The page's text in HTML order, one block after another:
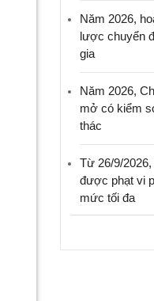
Năm 2026,
lược chuyển
gia
Năm 2026,
mở có kiểm
thác
Từ 26/9/
được phạt vi
mức tối đa